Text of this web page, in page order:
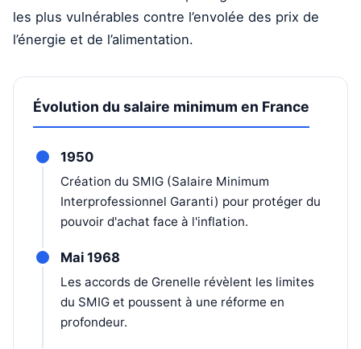
les plus vulnérables contre l’envolée des prix de
l’énergie et de l’alimentation.
Évolution du salaire minimum en France
1950
Création du SMIG (Salaire Minimum
Interprofessionnel Garanti) pour protéger du
pouvoir d'achat face à l'inflation.
Mai 1968
Les accords de Grenelle révèlent les limites
du SMIG et poussent à une réforme en
profondeur.